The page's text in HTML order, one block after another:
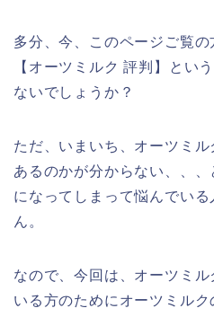
多分、今、このページご覧
【オーツミルク 評判】とい
ないでしょうか？
ただ、いまいち、オーツミ
あるのかが分からない、、
になってしまって悩んでい
ん。
なので、今回は、オーツミ
いる方のためにオーツミル